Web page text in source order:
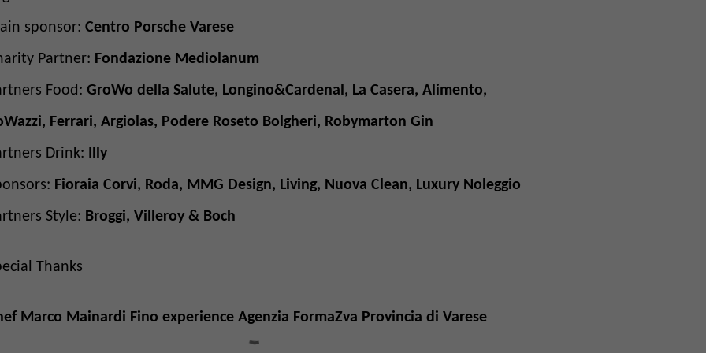
sponsor: Centro Porsche Varese
Partner: Fondazione Mediolanum
Food: GroWo della Salute, Longino&Cardenal, La Casera, Alimento,
Ferrari, Argiolas, Podere Roseto Bolgheri, Robymarton Gin
Drink: Illy
Fioraia Corvi, Roda, MMG Design, Living, Nuova Clean, Luxury Noleggio
Style: Broggi, Villeroy & Boch
Thanks
Marco Mainardi Fino experience Agenzia FormaZva Provincia di Varese